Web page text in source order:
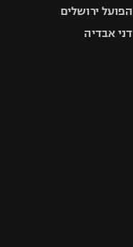
הפועל ירושלים
דני אבדיה